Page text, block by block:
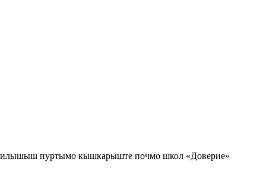
пуртымо кышкарыште почмо школ «Доверие»